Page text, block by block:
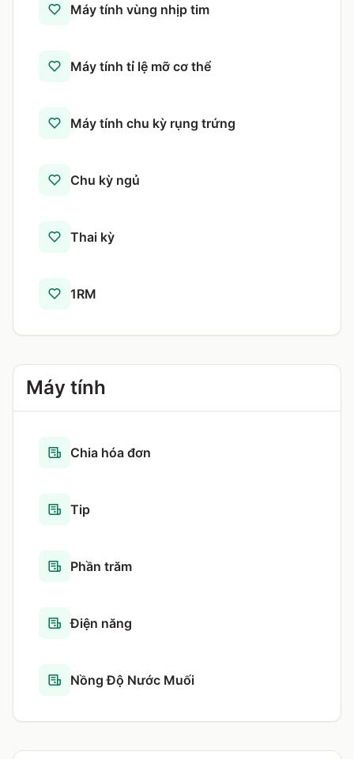
Máy tính vùng nhịp tim
Máy tính tỉ lệ mỡ cơ thể
Máy tính chu kỳ rụng trứng
Chu kỳ ngủ
Thai kỳ
1RM
Máy tính
Chia hóa đơn
Tip
Phần trăm
Điện năng
Nồng Độ Nước Muối